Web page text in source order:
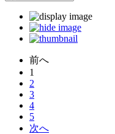
前へ
1
2
3
4
5
次へ